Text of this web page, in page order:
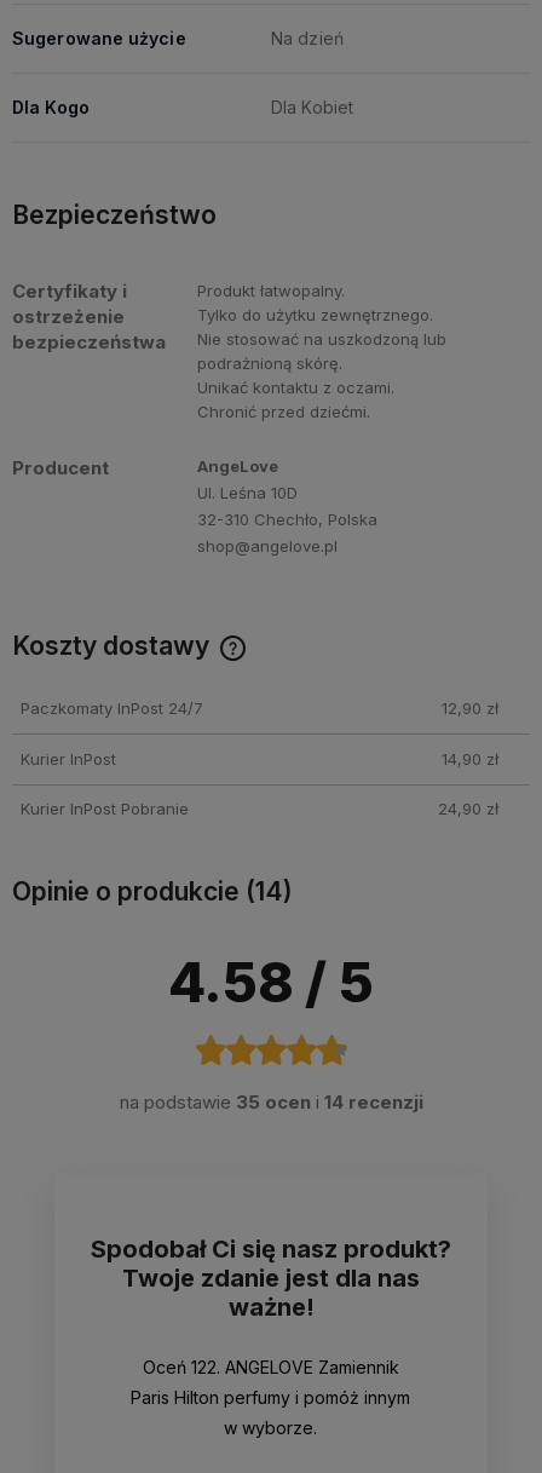
Sugerowane użycie Na dzień
Dla Kogo Dla Kobiet
Bezpieczeństwo
Certyfikaty i
ostrzeżenie
bezpieczeństwa
Produkt łatwopalny.
Tylko do użytku zewnętrznego.
Nie stosować na uszkodzoną lub
podrażnioną skórę.
Unikać kontaktu z oczami.
Chronić przed dziećmi.
Producent
AngeLove
Ul. Leśna 10D
32-310 Chechło, Polska
shop@angelove.pl
Koszty dostawy
Paczkomaty InPost 24/7
12,90 zł
Kurier InPost 14,90 zł
Kurier InPost Pobranie 24,90 zł
Opinie o produkcie (14)
4.58 / 5
na podstawie 35 ocen i 14 recenzji
Spodobał Ci się nasz produkt?
Twoje zdanie jest dla nas
ważne!
Oceń 122. ANGELOVE Zamiennik
Paris Hilton perfumy i pomóż innym
w wyborze.